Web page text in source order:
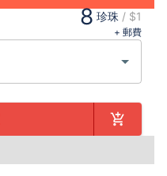
8 珍珠 / $1
+ 郵費